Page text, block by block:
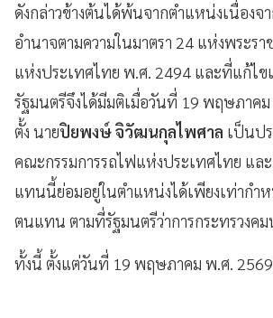
ดังกล่าวข้างต้นได้พ้นจากตำแหน่งเนื่องจ
อำนาจตามความในมาตรา 24 แห่งพระร
แห่งประเทศไทย พ.ศ. 2494 และที่แก้ไ
รัฐมนตรีจึงได้มีมติเมื่อวันที่ 19 พฤษภาค
ตั้ง นายปิยพงษ์ จิวัฒนกุลไพศาล เป็นป
คณะกรรมการรถไฟแห่งประเทศไทย แล
แทนนี้ย่อมอยู่ในตำแหน่งได้เพียงเท่ากำห
ตนแทน ตามที่รัฐมนตรีว่าการกระทรวงค
ทั้งนี้ ตั้งแต่วันที่ 19 พฤษภาคม พ.ศ.